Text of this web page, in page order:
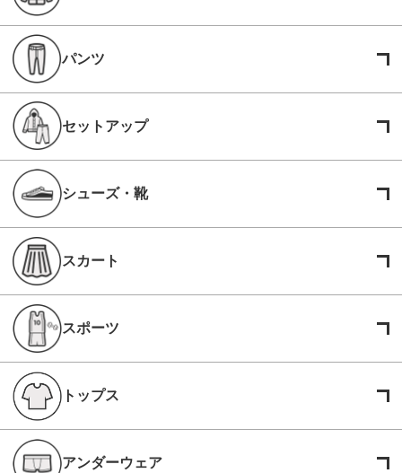
パンツ
セットアップ
シューズ・靴
スカート
スポーツ
トップス
アンダーウェア